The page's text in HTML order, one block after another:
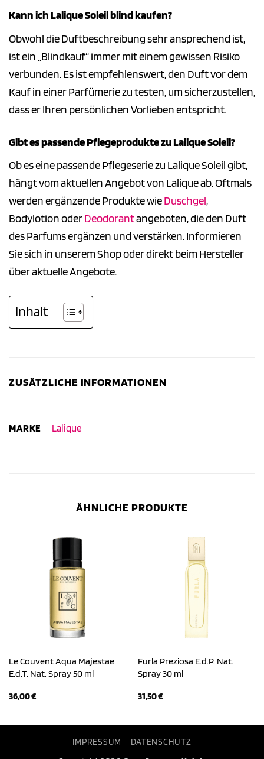
Kann ich Lalique Soleil blind kaufen?
Obwohl die Duftbeschreibung sehr ansprechend ist,
ist ein „Blindkauf“ immer mit einem gewissen Risiko
verbunden. Es ist empfehlenswert, den Duft vor dem
Kauf in einer Parfümerie zu testen, um sicherzustellen,
dass er Ihren persönlichen Vorlieben entspricht.
Gibt es passende Pflegeprodukte zu Lalique Soleil?
Ob es eine passende Pflegeserie zu Lalique Soleil gibt,
hängt vom aktuellen Angebot von Lalique ab. Oftmals
werden ergänzende Produkte wieDuschgel,
Bodylotion oderDeodorantangeboten, die den Duft
des Parfums ergänzen und verstärken. Informieren
Sie sich in unserem Shop oder direkt beim Hersteller
über aktuelle Angebote.
Inhalt
ZUSÄTZLICHE INFORMATIONEN
MARKE Lalique
ÄHNLICHE PRODUKTE
Le Couvent Aqua Majestae
E.d.T. Nat. Spray 50 ml
36,00€
Furla Preziosa E.d.P. Nat.
Spray 30 ml
31,50€
IMPRESSUM DATENSCHUTZ